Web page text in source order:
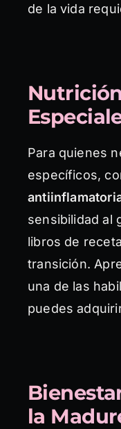
de la vida
Para quienes
específicos,
sensibilidad al
libros de
transición.
una de las
puedes
la